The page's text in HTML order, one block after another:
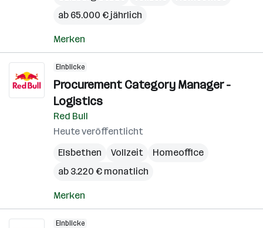
ab 65.000 € jährlich
Merken
Einblicke
Procurement Category Manager -
Logistics
Red Bull
Heute veröffentlicht
Elsbethen
Vollzeit
Homeoffice
ab 3.220 € monatlich
Merken
Einblicke